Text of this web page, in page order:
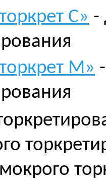
С» -
М»